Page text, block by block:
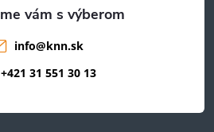
info@knn.sk
+421 31 551 30 13